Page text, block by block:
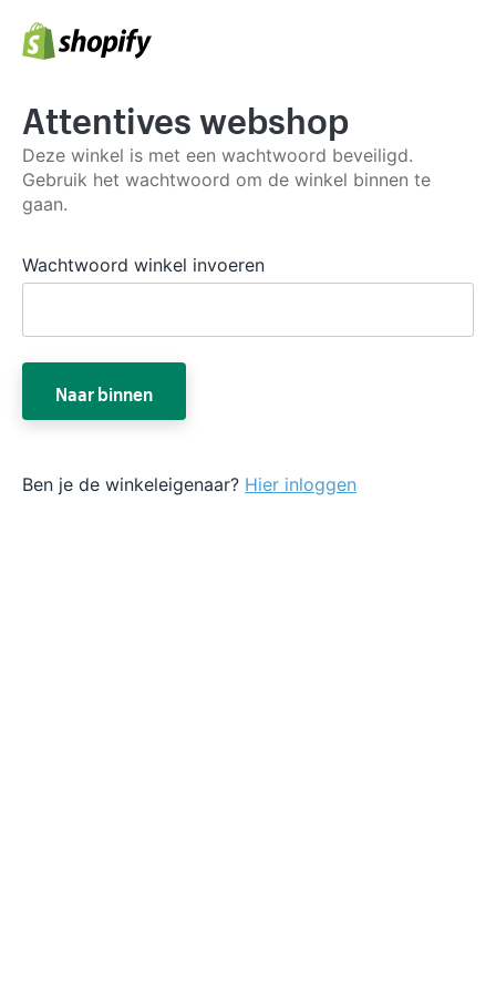
Attentives webshop
Deze winkel is met een wachtwoord beveiligd.
Gebruik het wachtwoord om de winkel binnen te
gaan.
Wachtwoord winkel invoeren
Naar binnen
Ben je de winkeleigenaar? Hier inloggen